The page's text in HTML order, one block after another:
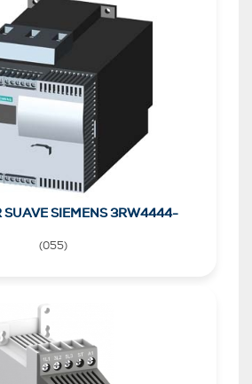
SIEMENS 3RW4444-
(055)